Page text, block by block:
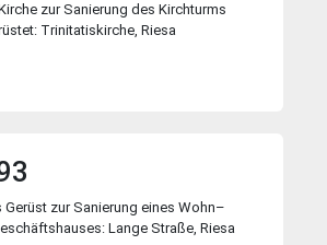
zur Sa­nie­rung des Kirch­turms
Tri­ni­ta­tis­kirche, Rie­sa
Gerüst zur Sa­nie­rung ei­nes Wohn–
Lange Stra­ße, Rie­sa